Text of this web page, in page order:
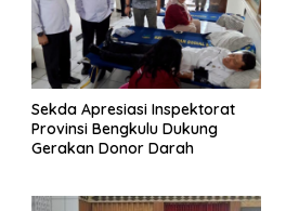
Sekda Apresiasi Inspektorat
Provinsi Bengkulu Dukung
Gerakan Donor Darah